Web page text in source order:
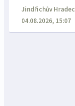
Jindřichův Hradec
04.08.2026, 15:07